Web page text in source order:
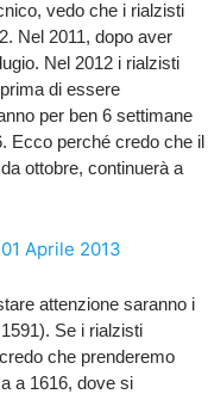
vedo che i rialzisti
Nel 2011, dopo aver
Nel 2012 i rialzisti
di essere
per ben 6 settimane
Ecco perché credo che il
ottobre, continuerà a
attenzione saranno i
Se i rialzisti
che prenderemo
a 1616, dove si